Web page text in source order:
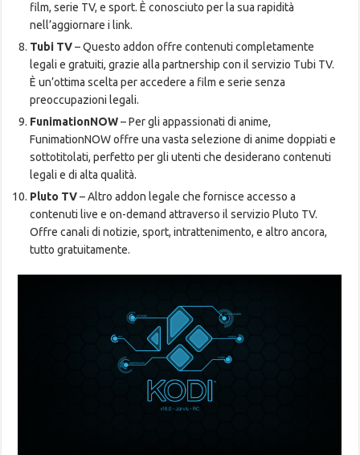
film, serie TV, e sport. È conosciuto per la sua rapidità
nell’aggiornare i link.
Tubi TV– Questo addon offre contenuti completamente
legali e gratuiti, grazie alla partnership con il servizio Tubi TV.
È un’ottima scelta per accedere a film e serie senza
preoccupazioni legali.
FunimationNOW– Per gli appassionati di anime,
FunimationNOW offre una vasta selezione di anime doppiati e
sottotitolati, perfetto per gli utenti che desiderano contenuti
legali e di alta qualità.
Pluto TV– Altro addon legale che fornisce accesso a
contenuti live e on-demand attraverso il servizio Pluto TV.
Offre canali di notizie, sport, intrattenimento, e altro ancora,
tutto gratuitamente.